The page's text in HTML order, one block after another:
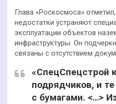
Глава «Роскосмоса»
недостатки устраняют
эксплуатации объектов
инфраструктуры. Он
связаны с отсутствием
«СпецСпецстрой
подрядчиков, и
с бумагами. <…>